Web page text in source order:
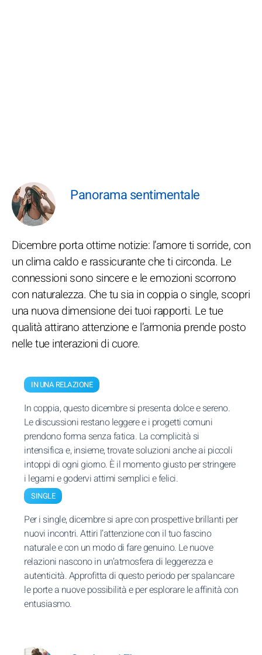
Panorama sentimentale
Dicembre porta ottime notizie: l’amore ti sorride, con
un clima caldo e rassicurante che ti circonda. Le
connessioni sono sincere e le emozioni scorrono
con naturalezza. Che tu sia in coppia o single, scopri
una nuova dimensione dei tuoi rapporti. Le tue
qualità attirano attenzione e l’armonia prende posto
nelle tue interazioni di cuore.
IN UNA RELAZIONE
In coppia, questo dicembre si presenta dolce e sereno.
Le discussioni restano leggere e i progetti comuni
prendono forma senza fatica. La complicità si
intensifica e, insieme, trovate soluzioni anche ai piccoli
intoppi di ogni giorno. È il momento giusto per stringere
i legami e godervi attimi semplici e felici.
SINGLE
Per i single, dicembre si apre con prospettive brillanti per
nuovi incontri. Attiri l’attenzione con il tuo fascino
naturale e con un modo di fare genuino. Le nuove
relazioni nascono in un’atmosfera di leggerezza e
autenticità. Approfitta di questo periodo per spalancare
le porte a nuove possibilità e per esplorare le affinità con
entusiasmo.